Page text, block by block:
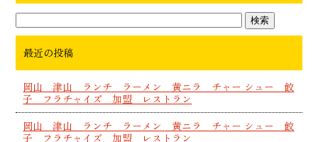
最近の投稿
岡山 津山 ランチ ラーメン 黄ニラ チャー シュー 餃
子 フラチャイズ 加盟 レストラン
岡山 津山 ランチ ラーメン 黄ニラ チャー シュー 餃
子 フラチャイズ 加盟 レストラン